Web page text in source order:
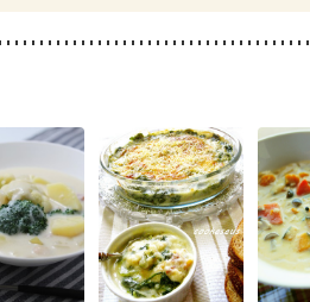
の方
大腸がん（抗がん剤治療中）
大
低栄養予防 貧血対策 ニキビ・肌荒れ